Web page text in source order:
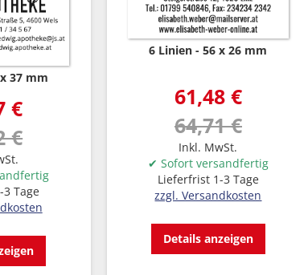
37 mm
€
€
Tage
6 Linien 56 x 26 mm
61,48 €
64,71 €
Inkl. MwSt.
✔ Sofort versandfertig
Lieferfrist 1-3 Tage
zzgl. Versandkosten
Details anzeigen